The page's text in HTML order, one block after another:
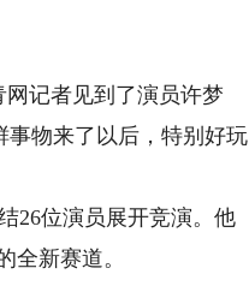
记者见到了演员许梦
事物来了以后，特别好玩
26位演员展开竞演。他
全新赛道。